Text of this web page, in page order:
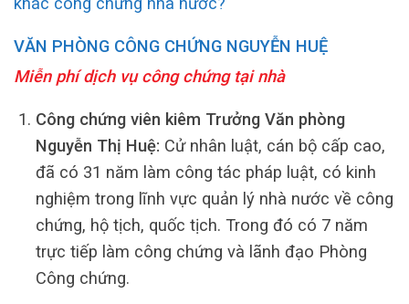
VĂN PHÒNG CÔNG CHỨNG NGUYỄN HUỆ
Miễn phí dịch vụ công chứng tại nhà
Công chứng viên kiêm Trưởng Văn phòng
Nguyễn Thị Huệ: Cử nhân luật, cán bộ cấp cao,
đã có 31 năm làm công tác pháp luật, có kinh
nghiệm trong lĩnh vực quản lý nhà nước về công
chứng, hộ tịch, quốc tịch. Trong đó có 7 năm
trực tiếp làm công chứng và lãnh đạo Phòng
Công chứng.